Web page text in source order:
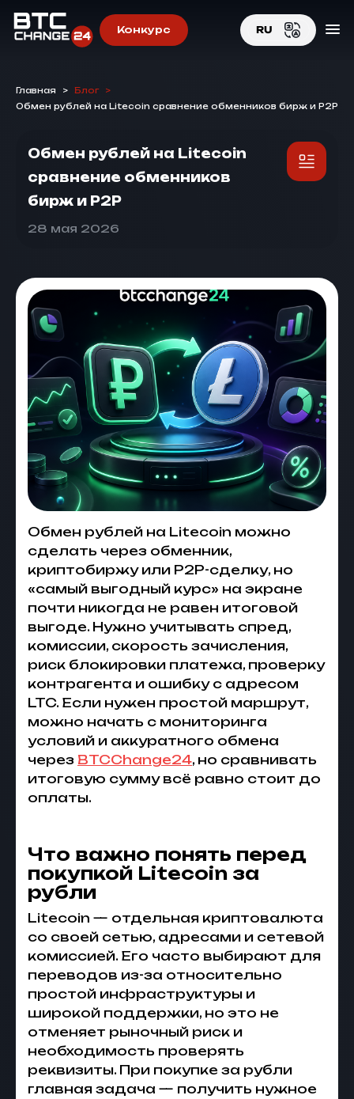
Конкурс RU
RU
Главная > Блог
>
Обмен рублей на Litecoin сравнение обменников бирж и P2P
Обмен рублей на Litecoin
сравнение обменников
бирж и P2P
28 мая 2026
Обмен рублей на Litecoin можно
сделать через обменник,
криптобиржу или P2P-сделку, но
«самый выгодный курс» на экране
почти никогда не равен итоговой
выгоде. Нужно учитывать спред,
комиссии, скорость зачисления,
риск блокировки платежа, проверку
контрагента и ошибку с адресом
LTC. Если нужен простой маршрут,
можно начать с мониторинга
условий и аккуратного обмена
через BTCChange24, но сравнивать
итоговую сумму всё равно стоит до
оплаты.
Что важно понять перед
покупкой Litecoin за
рубли
Litecoin — отдельная криптовалюта
со своей сетью, адресами и сетевой
комиссией. Его часто выбирают для
переводов из-за относительно
простой инфраструктуры и
широкой поддержки, но это не
отменяет рыночный риск и
необходимость проверять
реквизиты. При покупке за рубли
главная задача — получить нужное